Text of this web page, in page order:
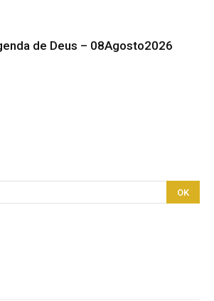
de Deus – 08Agosto2026